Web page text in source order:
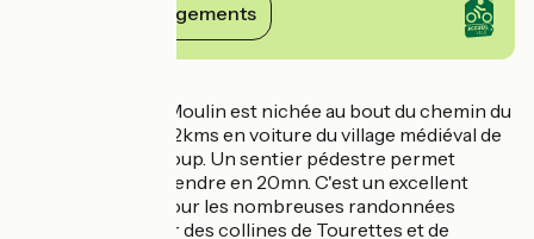
Voir ses engagements
La Résidence du Moulin est nichée au bout du chemin du
Moulin à Farine, à 2kms en voiture du village médiéval de
Tourrettes-sur-Loup. Un sentier pédestre permet
également de s'y rendre en 20mn. C'est un excellent
point de départ pour les nombreuses randonnées
possibles au cœur des collines de Tourettes et de